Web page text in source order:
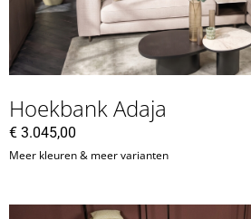
Hoekbank Adaja
€ 3.045,00
Meer kleuren & meer varianten